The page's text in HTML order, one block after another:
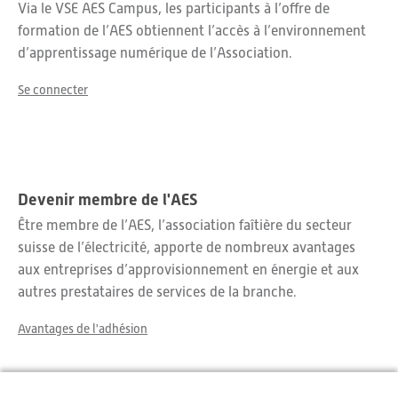
Via le VSE AES Campus, les participants à l’offre de
formation de l’AES obtiennent l’accès à l’environnement
d’apprentissage numérique de l’Association.
Se connecter
Devenir membre de l'AES
Être membre de l’AES, l’association faîtière du secteur
suisse de l’électricité, apporte de nombreux avantages
aux entreprises d’approvisionnement en énergie et aux
autres prestataires de services de la branche.
Avantages de l'adhésion